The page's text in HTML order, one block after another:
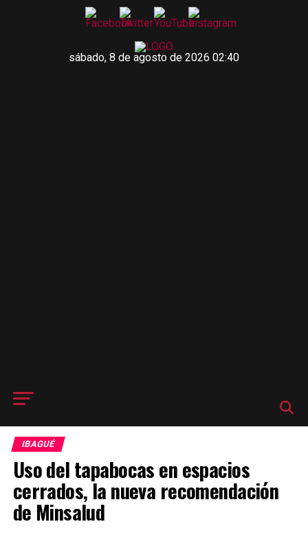
sábado, 8 de agosto de 2026 02:40
IBAGUÉ
Uso del tapabocas en espacios
cerrados, la nueva recomendación
de Minsalud